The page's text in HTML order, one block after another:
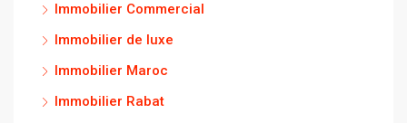
Immobilier Commercial
Immobilier de luxe
Immobilier Maroc
Immobilier Rabat